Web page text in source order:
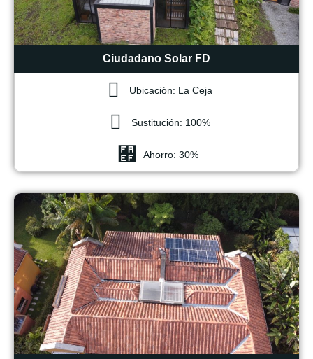
Ciudadano Solar FD
Ubicación: La Ceja
Sustitución: 100%
Ahorro: 30%